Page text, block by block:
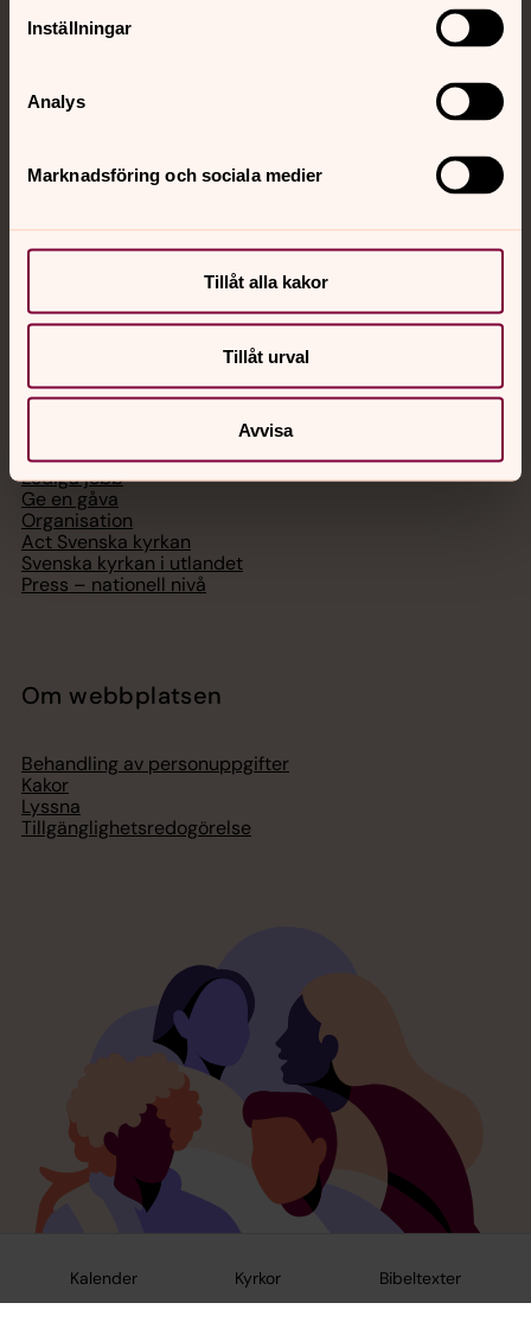
Inställningar
Analys
Marknadsföring och sociala medier
Tillåt alla kakor
Tillåt urval
Avvisa
Kalender Kyrkor Bibeltexter
Jourhavande präst
Akut samtals- och krisstöd. Prata eller chatta anonymt
Telefon 112
Bli medlem
Lediga jobb
Ge en gåva
Organisation
Act Svenska kyrkan
Svenska kyrkan i utlandet
Press – nationell nivå
Om webbplatsen
Behandling av personuppgifter
Kakor
Lyssna
Tillgänglighetsredogörelse